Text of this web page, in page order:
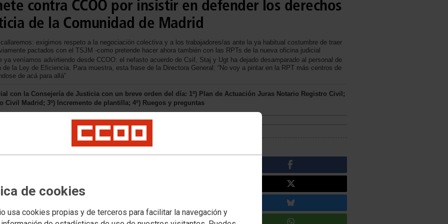
de cookies
usa cookies propias y de terceros para facilitar la navegación y
contra CCOO por insistir en defender los derechos
de la Comunidad de Madrid
exigimos respeto a la negociación colectiva y a los trabajadores/as ante la ya habitual costumbre de traer
pactados con el TSJM -como pretende hacer ahora también con las RPTs de la nueva oficina judicial
ya veníamos advirtiendo desde CCOO: el nefasto acuerdo de Csif, Staj y Ugt ha dejado desamparado al personal de
la Ley de Eficiencia. Para muestra, esta frase de la Directora General: “No voy a pintar en la RPT más centros de
de acá para allá”
con la Consejería de Justicia con un breve orden del día: 1º) Plan de Actuación Juras Notario Registro Civil;
Civil Madrid; 3º) Incremento de plantilla; 4º) Ruegos y preguntas
Acción Social Teletrabajo Justicia de Paz